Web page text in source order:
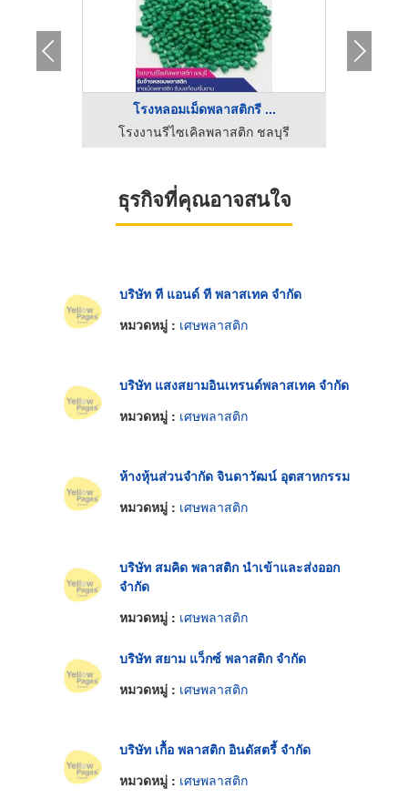
โรงหลอมเม็ดพลาสติกรี ...
โรงงานรีไซเคิลพลาสติก ชลบุรี
ธุรกิจที่คุณอาจสนใจ
บริษัท ที แอนด์ ที พลาสเทค จำกัด
หมวดหมู่ : เศษพลาสติก
บริษัท แสงสยามอินเทรนด์พลาสเทค จำกัด
หมวดหมู่ : เศษพลาสติก
ห้างหุ้นส่วนจำกัด จินดาวัฒน์ อุตสาหกรรม
หมวดหมู่ : เศษพลาสติก
บริษัท สมคิด พลาสติก นำเข้าและส่งออก
จำกัด
หมวดหมู่ : เศษพลาสติก
บริษัท สยาม แว็กซ์ พลาสติก จำกัด
หมวดหมู่ : เศษพลาสติก
บริษัท เกื้อ พลาสติก อินดัสตรี้ จำกัด
หมวดหมู่ : เศษพลาสติก